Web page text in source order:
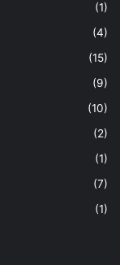
(1)
(4)
(15)
(9)
(10)
(2)
(1)
(7)
(1)